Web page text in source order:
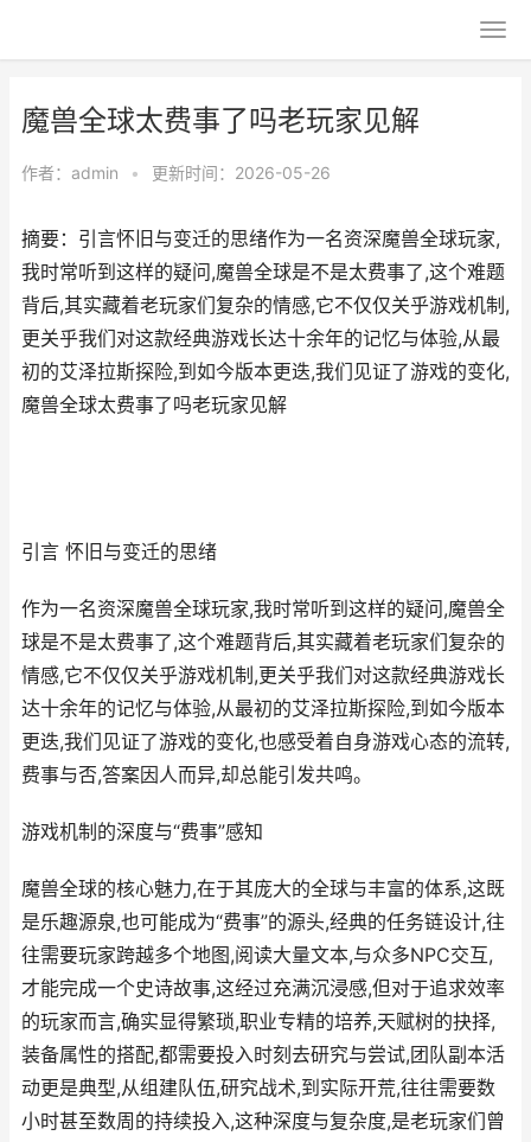
魔兽全球太费事了吗老玩家见解
作者： admin • 更新时间：2026-05-26
摘要：引言怀旧与变迁的思绪作为一名资深魔兽全球玩家,
我时常听到这样的疑问,魔兽全球是不是太费事了,这个难题
背后,其实藏着老玩家们复杂的情感,它不仅仅关乎游戏机制,
更关乎我们对这款经典游戏长达十余年的记忆与体验,从最
初的艾泽拉斯探险,到如今版本更迭,我们见证了游戏的变化,
魔兽全球太费事了吗老玩家见解
引言 怀旧与变迁的思绪
作为一名资深魔兽全球玩家,我时常听到这样的疑问,魔兽全
球是不是太费事了,这个难题背后,其实藏着老玩家们复杂的
情感,它不仅仅关乎游戏机制,更关乎我们对这款经典游戏长
达十余年的记忆与体验,从最初的艾泽拉斯探险,到如今版本
更迭,我们见证了游戏的变化,也感受着自身游戏心态的流转,
费事与否,答案因人而异,却总能引发共鸣。
游戏机制的深度与“费事”感知
魔兽全球的核心魅力,在于其庞大的全球与丰富的体系,这既
是乐趣源泉,也可能成为“费事”的源头,经典的任务链设计,往
往需要玩家跨越多个地图,阅读大量文本,与众多NPC交互,
才能完成一个史诗故事,这经过充满沉浸感,但对于追求效率
的玩家而言,确实显得繁琐,职业专精的培养,天赋树的抉择,
装备属性的搭配,都需要投入时刻去研究与尝试,团队副本活
动更是典型,从组建队伍,研究战术,到实际开荒,往往需要数
小时甚至数周的持续投入,这种深度与复杂度,是老玩家们曾